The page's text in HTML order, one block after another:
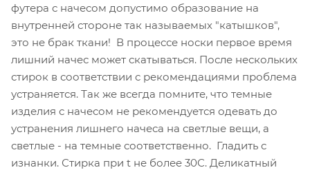
футера с начесом допустимо образование на
внутренней стороне так называемых "катышков",
это не брак ткани! В процессе носки первое время
лишний начес может скатываться. После нескольких
стирок в соответствии с рекомендациями проблема
устраняется. Так же всегда помните, что темные
изделия с начесом не рекомендуется одевать до
устранения лишнего начеса на светлые вещи, а
светлые - на темные соответственно. Гладить с
изнанки. Стирка при t не более 30С. Деликатный